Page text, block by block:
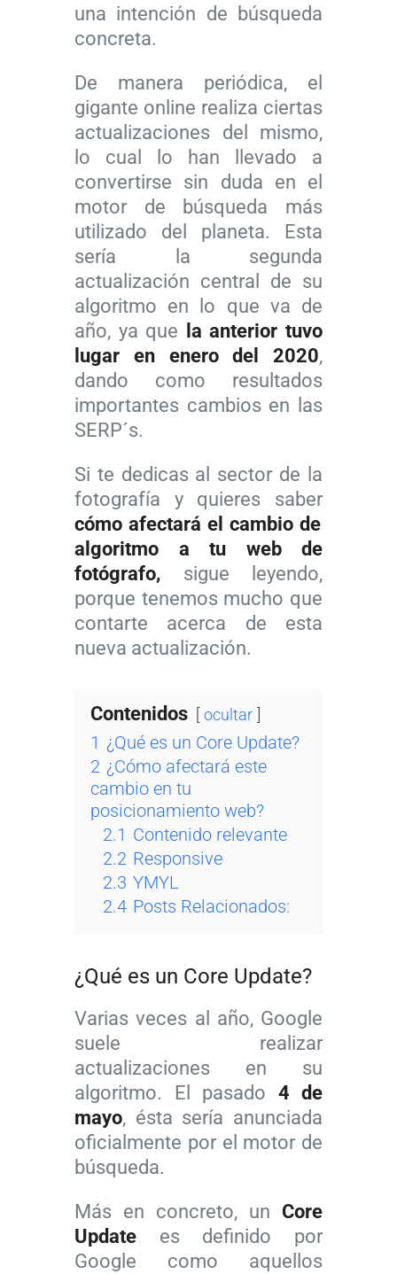
una intención de búsqueda
concreta.
De manera periódica, el
gigante online realiza ciertas
actualizaciones del mismo,
lo cual lo han llevado a
convertirse sin duda en el
motor de búsqueda más
utilizado del planeta. Esta
sería la segunda
actualización central de su
algoritmo en lo que va de
año, ya que
la anterior tuvo
lugar en enero del 2020,
dando como resultados
importantes cambios en las
SERP´s.
Si te dedicas al sector de la
fotografía y quieres saber
cómo afectará el cambio de
algoritmo a tu web de
fotógrafo, sigue leyendo,
porque tenemos mucho que
contarte acerca de esta
nueva actualización.
Contenidos ocultar
1 ¿Qué es un Core Update?
2 ¿Cómo afectará este
cambio en tu
posicionamiento web?
2.1 Contenido relevante
2.2 Responsive
2.3 YMYL
2.4 Posts Relacionados:
¿Qué es un Core Update?
Varias veces al año, Google
suele realizar
actualizaciones en su
algoritmo. El pasado 4 de
mayo, ésta sería anunciada
oficialmente por el motor de
búsqueda.
Más en concreto, un Core
Update es definido por
Google como aquellos